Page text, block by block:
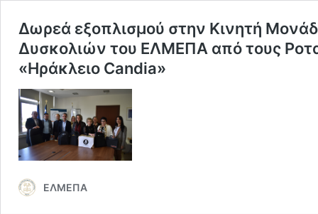
Δωρεά εξοπλισμού στην Κινητή
Δυσκολιών του ΕΛΜΕΠΑ από τους
«Ηράκλειο Candia»
ΕΛΜΕΠΑ